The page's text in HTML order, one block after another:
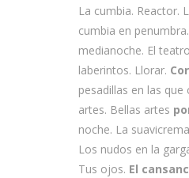
La cumbia. Reactor.
cumbia en
medianoche. El teatro
laberintos. Llorar.
pesadillas en las que
artes. Bellas artes
noche. La
Los nudos en la
Tus ojos. El